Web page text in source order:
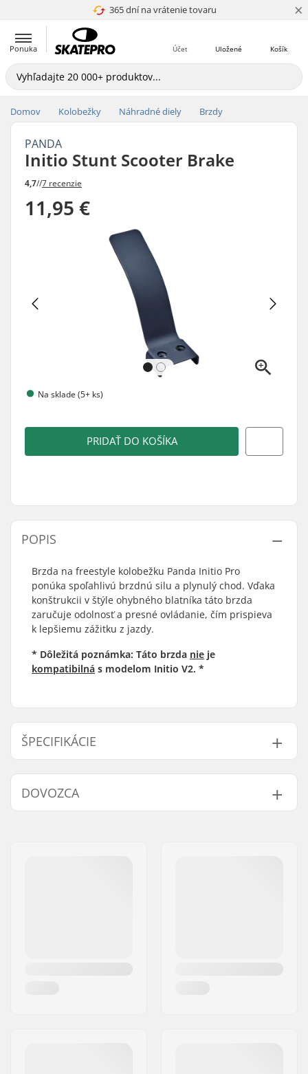
365 dní na vrátenie tovaru
4.8 z 5 ×
Ponuka Košík
Uložené
Účet
Domov Kolobežky Náhradné diely Brzdy
PANDA
Initio Stunt Scooter Brake
4,7//7 recenzie
11,95 €
Na sklade (5+ ks)
PRIDAŤ DO KOŠÍKA
POPIS
Brzda na freestyle kolobežku Panda Initio Pro
ponúka spoľahlivú brzdnú silu a plynulý chod. Vďaka
konštrukcii v štýle ohybného blatníka táto brzda
zaručuje odolnosť a presné ovládanie, čím prispieva
k lepšiemu zážitku z jazdy.
* Dôležitá poznámka: Táto brzda nie je
kompatibilná s modelom Initio V2. *
ŠPECIFIKÁCIE
Typ brzdy:
Flex Fender
Brake mounting bolt:
balenia
DOVOZCA